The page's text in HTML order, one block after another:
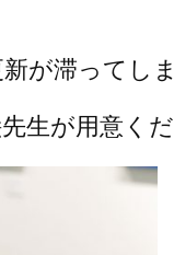
が滞ってしま
生が用意く